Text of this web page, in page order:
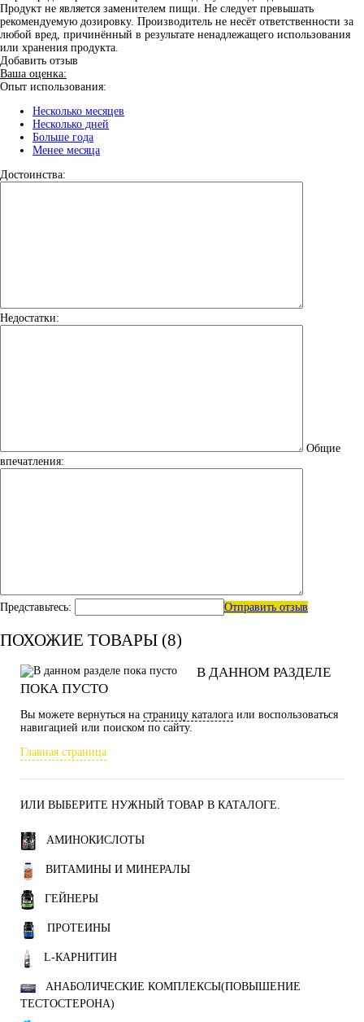
Продукт не является заменителем пищи. Не следует превышать
рекомендуемую дозировку. Производитель не несёт ответственности за
любой вред, причинённый в результате ненадлежащего использования
или хранения продукта.
Добавить отзыв
Ваша оценка:
Опыт использования:
Несколько месяцев
Несколько дней
Больше года
Менее месяца
Достоинства:
Недостатки:
Общие
впечатления:
Представьтесь: Отправить отзыв
ПОХОЖИЕ ТОВАРЫ (8)
В ДАННОМ РАЗДЕЛЕ
ПОКА ПУСТО
Вы можете вернуться на страницу каталога или воспользоваться
навигацией или поиском по сайту.
Главная страница
ИЛИ ВЫБЕРИТЕ НУЖНЫЙ ТОВАР В КАТАЛОГЕ.
АМИНОКИСЛОТЫ
ВИТАМИНЫ И МИНЕРАЛЫ
ГЕЙНЕРЫ
ПРОТЕИНЫ
L-КАРНИТИН
АНАБОЛИЧЕСКИЕ КОМПЛЕКСЫ(ПОВЫШЕНИЕ
ТЕСТОСТЕРОНА)